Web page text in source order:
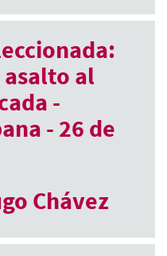
al
-
- 26 de
Chávez